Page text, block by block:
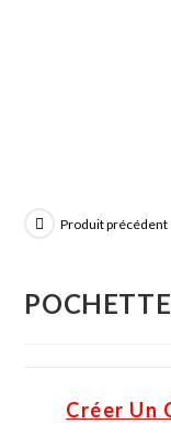
Produit précédent
Créer Un